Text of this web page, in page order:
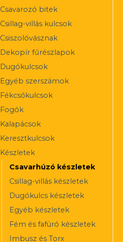
Csavarozó bitek
Csillag-villás kulcsok
Csiszolóvásznak
Dekopír fűrészlapok
Dugókulcsok
Egyéb szerszámok
Fékcsőkulcsok
Fogók
Kalapácsok
Keresztkulcsok
Készletek
Csavarhúzó készletek
Csillag-villás készletek
Dugókulcs készletek
Egyéb készletek
Fém és fafúró készletek
Imbusz és Torx